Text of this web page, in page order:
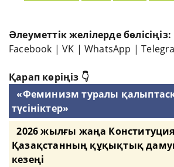
Әлеуметтік желілерде бөлісіңіз:
Facebook |VK |WhatsApp |
Қарап көріңіз 👇
«Феминизм туралы
түсініктер»
2026 жылғы жаңа
Қазақстанның құқықтық
кезеңі